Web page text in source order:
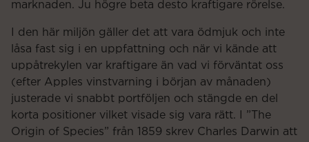
marknaden. Ju högre beta desto kraftigare rörelse.
I den här miljön gäller det att vara ödmjuk och inte
låsa fast sig i en uppfattning och när vi kände att
uppåtrekylen var kraftigare än vad vi förväntat oss
(efter Apples vinstvarning i början av månaden)
justerade vi snabbt portföljen och stängde en del
korta positioner vilket visade sig vara rätt. I ”The
Origin of Species” från 1859 skrev Charles Darwin att